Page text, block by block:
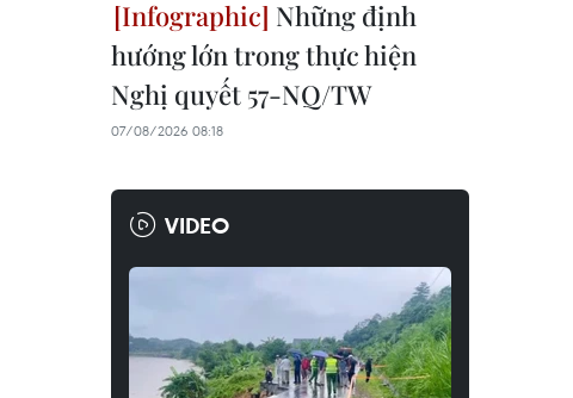
Những định
hướng lớn trong thực hiện
Nghị quyết 57-NQ/TW
07/08/2026 08:18
VIDEO